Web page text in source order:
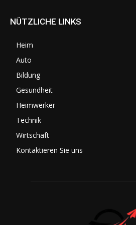
NÜTZLICHE LINKS
Heim
Auto
Bildung
Gesundheit
Heimwerker
Technik
Wirtschaft
Kontaktieren Sie uns